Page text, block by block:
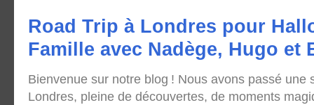
Road Trip à Londres pour
Famille avec Nadège, Hugo et
Bienvenue sur notre blog ! Nous avons passé une
Londres, pleine de découvertes, de moments